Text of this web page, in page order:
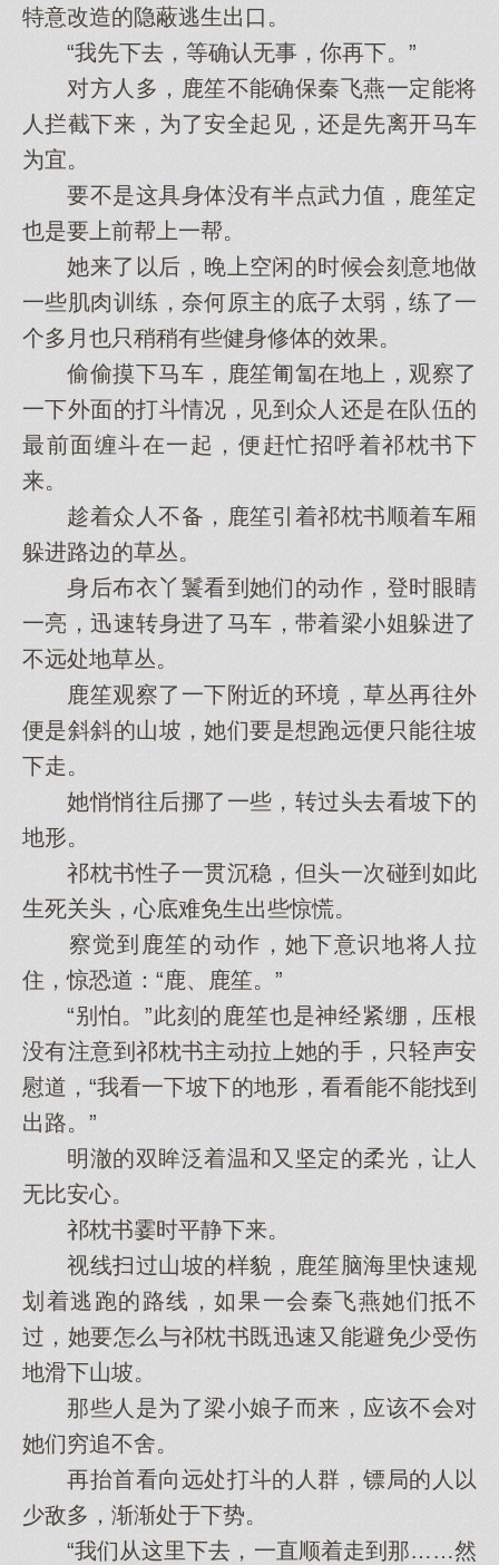
特意改造的隐蔽逃生出口。
“我先下去，等确认无事，你再下。”
对方人多，鹿笙不能确保秦飞燕一定能将
人拦截下来，为了安全起见，还是先离开马车
为宜。
要不是这具身体没有半点武力值，鹿笙定
也是要上前帮上一帮。
她来了以后，晚上空闲的时候会刻意地做
一些肌肉训练，奈何原主的底子太弱，练了一
个多月也只稍稍有些健身修体的效果。
偷偷摸下马车，鹿笙匍匐在地上，观察了
一下外面的打斗情况，见到众人还是在队伍的
最前面缠斗在一起，便赶忙招呼着祁枕书下
来。
趁着众人不备，鹿笙引着祁枕书顺着车厢
躲进路边的草丛。
身后布衣丫鬟看到她们的动作，登时眼睛
一亮，迅速转身进了马车，带着梁小姐躲进了
不远处地草丛。
鹿笙观察了一下附近的环境，草丛再往外
便是斜斜的山坡，她们要是想跑远便只能往坡
下走。
她悄悄往后挪了一些，转过头去看坡下的
地形。
祁枕书性子一贯沉稳，但头一次碰到如此
生死关头，心底难免生出些惊慌。
察觉到鹿笙的动作，她下意识地将人拉
住，惊恐道：“鹿、鹿笙。”
“别怕。”此刻的鹿笙也是神经紧绷，压根
没有注意到祁枕书主动拉上她的手，只轻声安
慰道，“我看一下坡下的地形，看看能不能找到
出路。”
明澈的双眸泛着温和又坚定的柔光，让人
无比安心。
祁枕书霎时平静下来。
视线扫过山坡的样貌，鹿笙脑海里快速规
划着逃跑的路线，如果一会秦飞燕她们抵不
过，她要怎么与祁枕书既迅速又能避免少受伤
地滑下山坡。
那些人是为了梁小娘子而来，应该不会对
她们穷追不舍。
再抬首看向远处打斗的人群，镖局的人以
少敌多，渐渐处于下势。
“我们从这里下去，一直顺着走到那……然